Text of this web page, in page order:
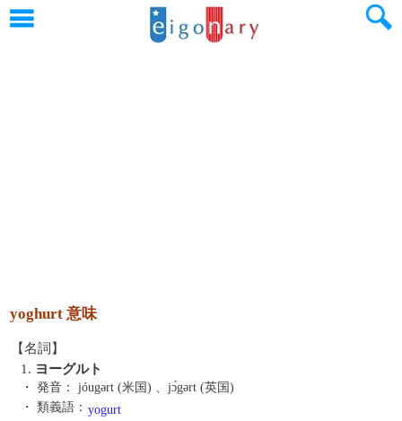
yoghurt 意味
【名詞】
1. ヨーグルト
・ 発音：
jóugərt (米国) 、jɔ́gərt (英国)
・ 類義語： yogurt